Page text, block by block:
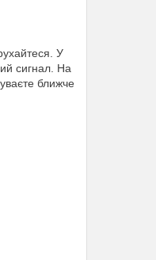
У
сигнал. На
ближче